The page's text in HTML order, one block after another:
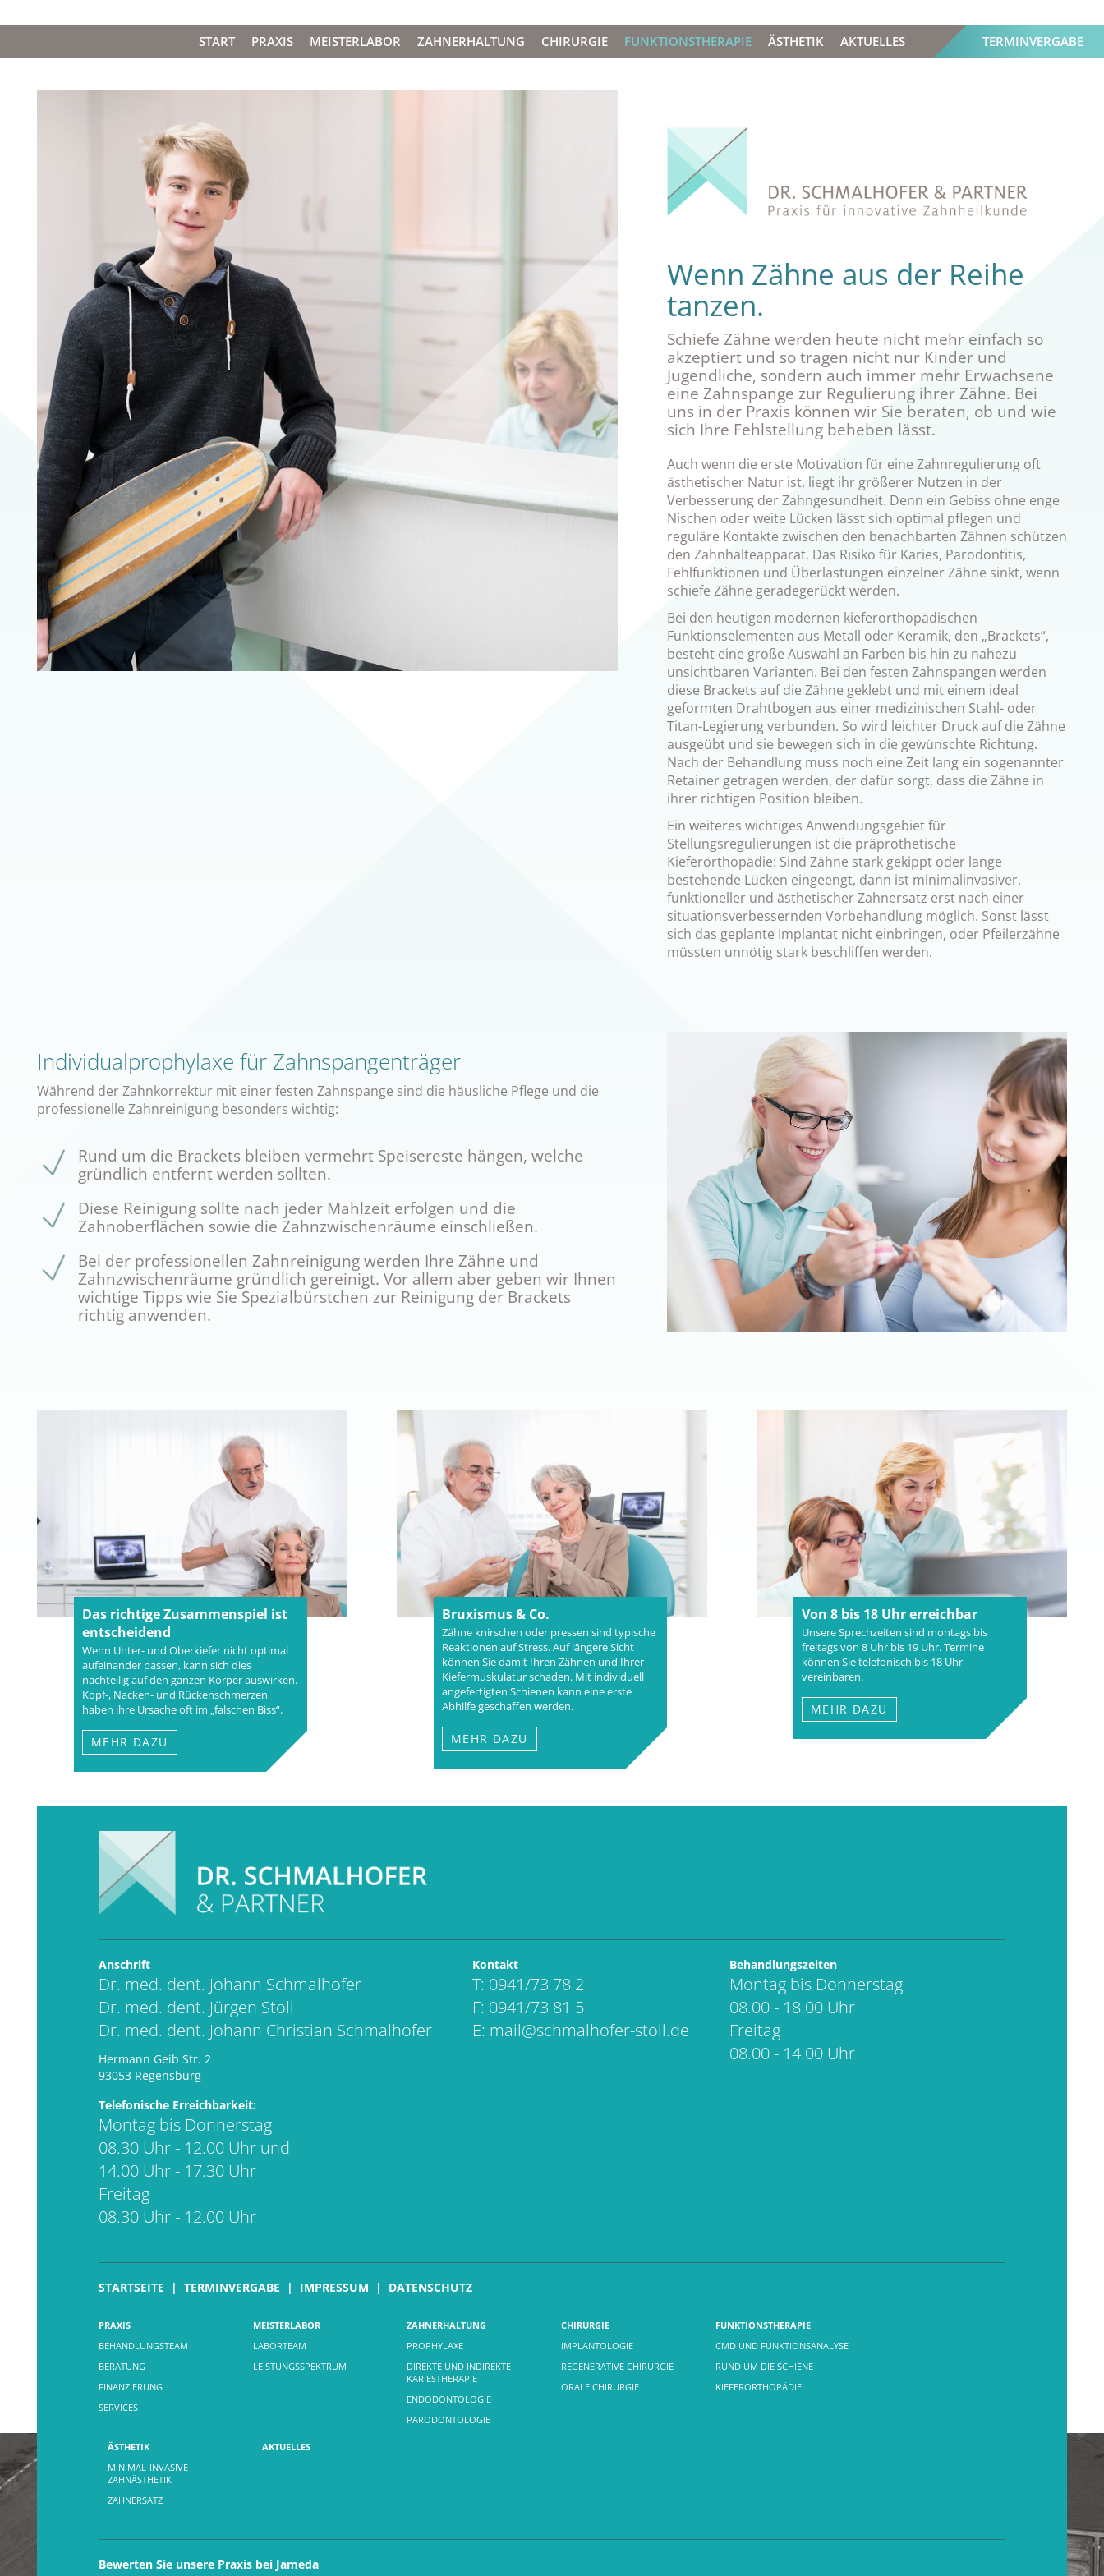
START PRAXIS MEISTERLABOR ZAHNERHALTUNG CHIRURGIE FUNKTIONSTHERAPIE ÄSTHETIK AKTUELLES TERMINVERGABE
Wenn Zähne aus der Reihe
tanzen.
Schiefe Zähne werden heute nicht mehr einfach so
akzeptiert und so tragen nicht nur Kinder und
Jugendliche, sondern auch immer mehr Erwachsene
eine Zahnspange zur Regulierung ihrer Zähne. Bei
uns in der Praxis können wir Sie beraten, ob und wie
sich Ihre Fehlstellung beheben lässt.
Auch wenn die erste Motivation für eine Zahnregulierung oft
ästhetischer Natur ist, liegt ihr größerer Nutzen in der
Verbesserung der Zahngesundheit. Denn ein Gebiss ohne enge
Nischen oder weite Lücken lässt sich optimal pflegen und
reguläre Kontakte zwischen den benachbarten Zähnen schützen
den Zahnhalteapparat. Das Risiko für Karies, Parodontitis,
Fehlfunktionen und Überlastungen einzelner Zähne sinkt, wenn
schiefe Zähne geradegerückt werden.
Bei den heutigen modernen kieferorthopädischen
Funktionselementen aus Metall oder Keramik, den „Brackets“,
besteht eine große Auswahl an Farben bis hin zu nahezu
unsichtbaren Varianten. Bei den festen Zahnspangen werden
diese Brackets auf die Zähne geklebt und mit einem ideal
geformten Drahtbogen aus einer medizinischen Stahl- oder
Titan-Legierung verbunden. So wird leichter Druck auf die Zähne
ausgeübt und sie bewegen sich in die gewünschte Richtung.
Nach der Behandlung muss noch eine Zeit lang ein sogenannter
Retainer getragen werden, der dafür sorgt, dass die Zähne in
ihrer richtigen Position bleiben.
Ein weiteres wichtiges Anwendungsgebiet für
Stellungsregulierungen ist die präprothetische
Kieferorthopädie: Sind Zähne stark gekippt oder lange
bestehende Lücken eingeengt, dann ist minimalinvasiver,
funktioneller und ästhetischer Zahnersatz erst nach einer
situationsverbessernden Vorbehandlung möglich. Sonst lässt
sich das geplante Implantat nicht einbringen, oder Pfeilerzähne
müssten unnötig stark beschliffen werden.
Individualprophylaxe für Zahnspangenträger
Während der Zahnkorrektur mit einer festen Zahnspange sind die häusliche Pflege und die
professionelle Zahnreinigung besonders wichtig:
Rund um die Brackets bleiben vermehrt Speisereste hängen, welche
gründlich entfernt werden sollten.
Diese Reinigung sollte nach jeder Mahlzeit erfolgen und die
Zahnoberflächen sowie die Zahnzwischenräume einschließen.
Bei der professionellen Zahnreinigung werden Ihre Zähne und
Zahnzwischenräume gründlich gereinigt. Vor allem aber geben wir Ihnen
wichtige Tipps wie Sie Spezialbürstchen zur Reinigung der Brackets
richtig anwenden.
Das richtige Zusammenspiel ist
entscheidend
Wenn Unter- und Oberkiefer nicht optimal
aufeinander passen, kann sich dies
nachteilig auf den ganzen Körper auswirken.
Kopf-, Nacken- und Rückenschmerzen
haben ihre Ursache oft im „falschen Biss“.
MEHR DAZU
Bruxismus & Co.
Zähne knirschen oder pressen sind typische
Reaktionen auf Stress. Auf längere Sicht
können Sie damit Ihren Zähnen und Ihrer
Kiefermuskulatur schaden. Mit individuell
angefertigten Schienen kann eine erste
Abhilfe geschaffen werden.
MEHR DAZU
Von 8 bis 18 Uhr erreichbar
Unsere Sprechzeiten sind montags bis
freitags von 8 Uhr bis 19 Uhr. Termine
können Sie telefonisch bis 18 Uhr
vereinbaren.
MEHR DAZU
Anschrift
Dr. med. dent. Johann Schmalhofer
Dr. med. dent. Jürgen Stoll
Dr. med. dent. Johann Christian Schmalhofer
Hermann Geib Str. 2
93053 Regensburg
Kontakt
T: 0941/73 78 2
F: 0941/73 81 5
E: mail@schmalhofer-stoll.de
Behandlungszeiten
Montag bis Donnerstag
08.00 - 18.00 Uhr
Freitag
08.00 - 14.00 Uhr
Telefonische Erreichbarkeit:
Montag bis Donnerstag
08.30 Uhr - 12.00 Uhr und
14.00 Uhr - 17.30 Uhr
Freitag
08.30 Uhr - 12.00 Uhr
STARTSEITE TERMINVERGABE IMPRESSUM DATENSCHUTZ
PRAXIS
BEHANDLUNGSTEAM
BERATUNG
FINANZIERUNG
SERVICES
MEISTERLABOR
LABORTEAM
LEISTUNGSSPEKTRUM
ZAHNERHALTUNG
PROPHYLAXE
DIREKTE UND INDIREKTE
KARIESTHERAPIE
ENDODONTOLOGIE
PARODONTOLOGIE
CHIRURGIE
IMPLANTOLOGIE
REGENERATIVE CHIRURGIE
ORALE CHIRURGIE
FUNKTIONSTHERAPIE
CMD UND FUNKTIONSANALYSE
RUND UM DIE SCHIENE
KIEFERORTHOPÄDIE
ÄSTHETIK
MINIMAL-INVASIVE
ZAHNÄSTHETIK
ZAHNERSATZ
AKTUELLES
Bewerten Sie unsere Praxis bei Jameda